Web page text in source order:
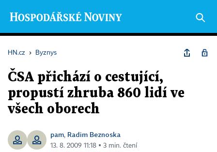
HN.cz › Byznys
ČSA přichází o cestující,
propustí zhruba 860 lidí ve
všech oborech
pam, Radim Beznoska
13. 8. 2009 11:18 ▪ 3 min. čtení